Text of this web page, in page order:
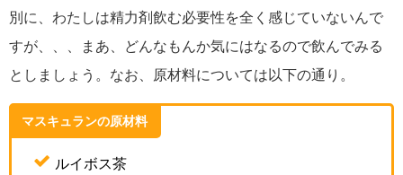
別に、わたしは精力剤飲む必要性を全く感じていないんで
すが、、、まあ、どんなもんか気にはなるので飲んでみる
としましょう。なお、原材料については以下の通り。
マスキュランの原材料
ルイボス茶